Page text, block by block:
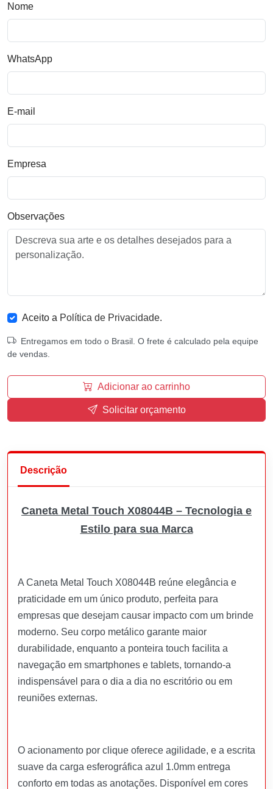
Nome
WhatsApp
E-mail
Empresa
Observações
Aceito a Política de Privacidade.
Entregamos em todo o Brasil. O frete é calculado pela equipe
de vendas.
Adicionar ao carrinho
Solicitar orçamento
Descrição
Caneta Metal Touch X08044B – Tecnologia e
Estilo para sua Marca
A Caneta Metal Touch X08044B reúne elegância e
praticidade em um único produto, perfeita para
empresas que desejam causar impacto com um brinde
moderno. Seu corpo metálico garante maior
durabilidade, enquanto a ponteira touch facilita a
navegação em smartphones e tablets, tornando-a
indispensável para o dia a dia no escritório ou em
reuniões externas.
O acionamento por clique oferece agilidade, e a escrita
suave da carga esferográfica azul 1.0mm entrega
conforto em todas as anotações. Disponível em cores